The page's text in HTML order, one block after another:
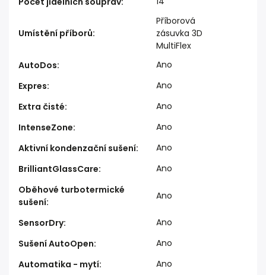
Umístění příborů:
Příborová
zásuvka 3D
MultiFlex
AutoDos:
Ano
Expres:
Ano
Extra čisté:
Ano
IntenseZone:
Ano
Aktivní kondenzační sušení:
Ano
BrilliantGlassCare:
Ano
Oběhové turbotermické
sušení:
Ano
SensorDry:
Ano
Sušení AutoOpen:
Ano
Automatika - mytí:
Ano